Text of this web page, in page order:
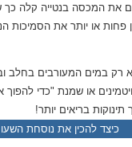
את המכסה בנטייה קלה כך
פחות או יותר את
רק במים המעורבים בחלב
או שמנת "כדי
בריאים יותר!
כיצד להכין את נוסחת